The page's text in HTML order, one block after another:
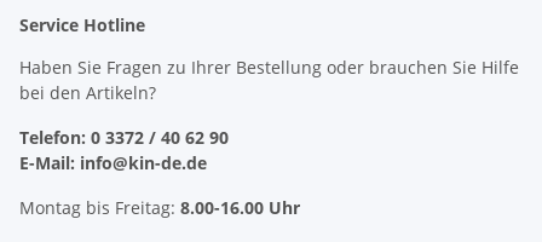
Service Hotline
Haben Sie Fragen zu Ihrer Bestellung oder brauchen Sie Hilfe
bei den Artikeln?
Telefon: 0 3372 / 40 62 90
E-Mail: info@kin-de.de
Montag bis Freitag: 8.00-16.00 Uhr